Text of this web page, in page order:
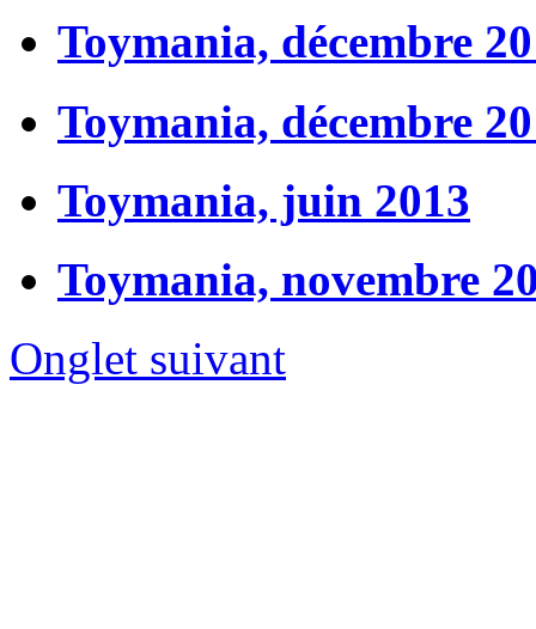
Toymania, décembre
Toymania, décembre
Toymania, juin 2013
Toymania, novembre
Onglet suivant